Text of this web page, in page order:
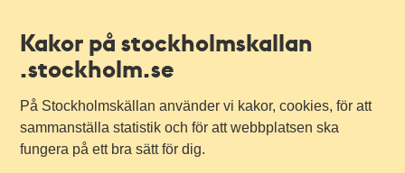
Kakor på stockholmskallan
.stockholm.se
På Stockholmskällan använder vi kakor, cookies, för att
sammanställa statistik och för att webbplatsen ska
fungera på ett bra sätt för dig.